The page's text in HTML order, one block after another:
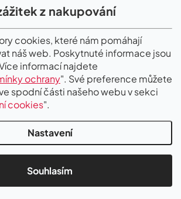
z nakupování
cookies, které nám pomáhají
náš web. Poskytnuté informace jsou
informací najdete
ochrany". Své preference můžete
spodní části našeho webu v sekci
cookies".
Nastavení
Souhlasím
brýle
PLATBY
. Všechna práva vyhrazena.Upravit nastavení
cookies